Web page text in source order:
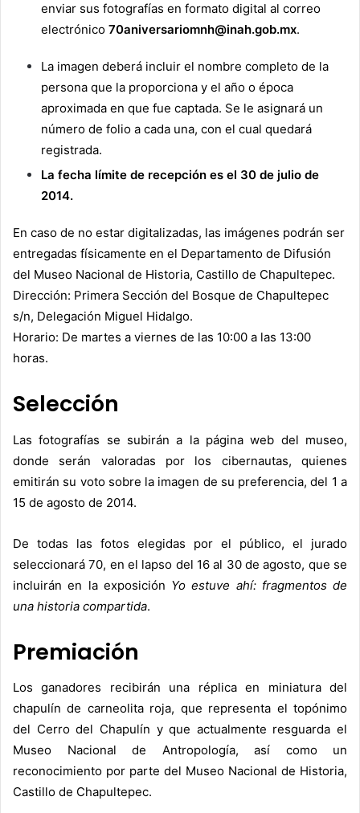
enviar sus fotografías en formato digital al correo
electrónico 70aniversariomnh@inah.gob.mx.
La imagen deberá incluir el nombre completo de la
persona que la proporciona y el año o época
aproximada en que fue captada. Se le asignará un
número de folio a cada una, con el cual quedará
registrada.
La fecha límite de recepción es el 30 de julio de
2014.
En caso de no estar digitalizadas, las imágenes podrán ser
entregadas físicamente en el Departamento de Difusión
del Museo Nacional de Historia, Castillo de Chapultepec.
Dirección: Primera Sección del Bosque de Chapultepec
s/n, Delegación Miguel Hidalgo.
Horario: De martes a viernes de las 10:00 a las 13:00
horas.
Selección
Las fotografías se subirán a la página web del museo,
donde serán valoradas por los cibernautas, quienes
emitirán su voto sobre la imagen de su preferencia, del 1 a
15 de agosto de 2014.
De todas las fotos elegidas por el público, el jurado
seleccionará 70, en el lapso del 16 al 30 de agosto, que se
incluirán en la exposición Yo estuve ahí: fragmentos de
una historia compartida.
Premiación
Los ganadores recibirán una réplica en miniatura del
chapulín de carneolita roja, que representa el topónimo
del Cerro del Chapulín y que actualmente resguarda el
Museo Nacional de Antropología, así como un
reconocimiento por parte del Museo Nacional de Historia,
Castillo de Chapultepec.